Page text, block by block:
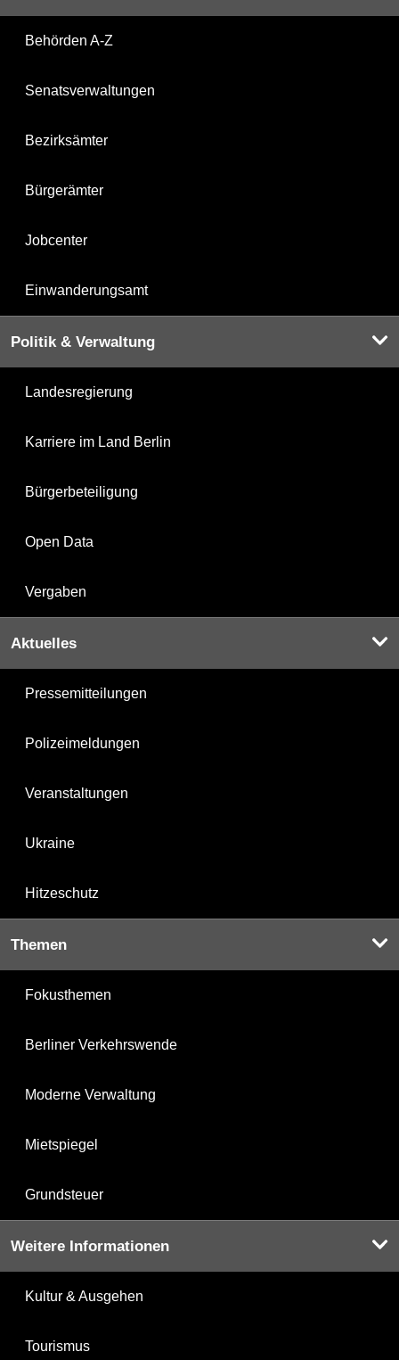
Behörden A-Z
Senatsverwaltungen
Bezirksämter
Bürgerämter
Jobcenter
Einwanderungsamt
Politik & Verwaltung
Landesregierung
Karriere im Land Berlin
Bürgerbeteiligung
Open Data
Vergaben
Aktuelles
Pressemitteilungen
Polizeimeldungen
Veranstaltungen
Ukraine
Hitzeschutz
Themen
Fokusthemen
Berliner Verkehrswende
Moderne Verwaltung
Mietspiegel
Grundsteuer
Weitere Informationen
Kultur & Ausgehen
Tourismus